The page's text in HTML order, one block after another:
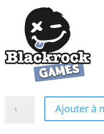
Ajouter à